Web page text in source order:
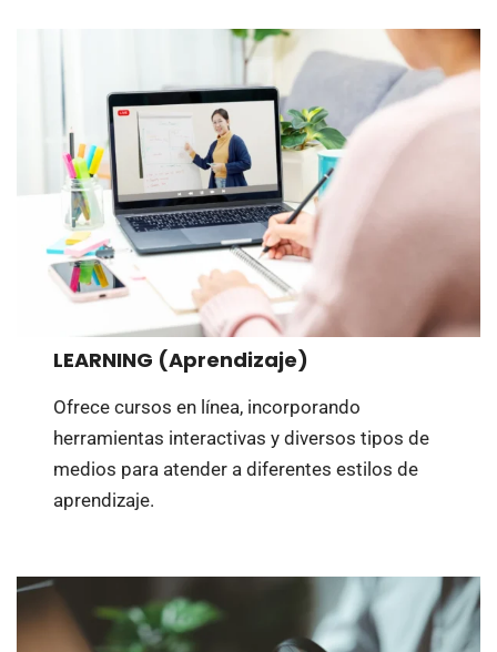
LEARNING (Aprendizaje)
Ofrece cursos en línea, incorporando
herramientas interactivas y diversos tipos de
medios para atender a diferentes estilos de
aprendizaje.